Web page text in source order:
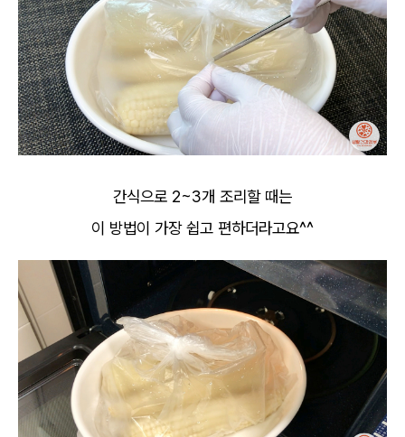
간식으로 2~3개 조리할 때는
이 방법이 가장 쉽고 편하더라고요^^